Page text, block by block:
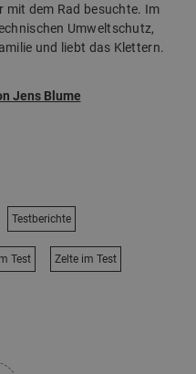
mit dem Rad besuchte. Im
Umweltschutz,
und liebt das Klettern.
Jens Blume
Testberichte
Test Zelte im Test